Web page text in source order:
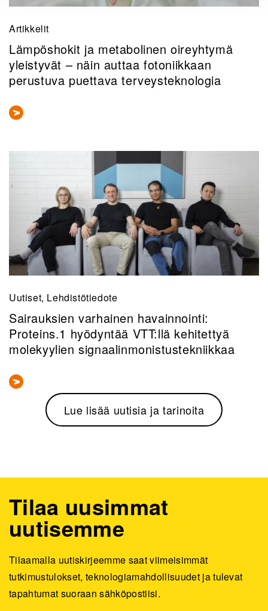
Artikkelit
Lämpöshokit ja metabolinen oireyhtymä
yleistyvät – näin auttaa fotoniikkaan
perustuva puettava terveysteknologia
Uutiset, Lehdistötiedote
Sairauksien varhainen havainnointi:
Proteins.1 hyödyntää VTT:llä kehitettyä
molekyylien signaalinmonistustekniikkaa
Lue lisää uutisia ja tarinoita
Tilaa uusimmat
uutisemme
Tilaamalla uutiskirjeemme saat viimeisimmät
tutkimustulokset, teknologiamahdollisuudet ja tulevat
tapahtumat suoraan sähköpostiisi.